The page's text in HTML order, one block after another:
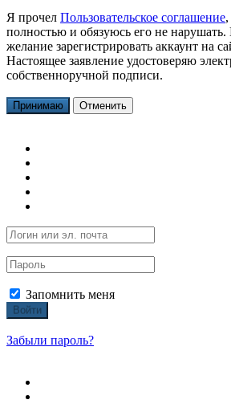
Я прочел Пользовательское соглашение
полностью и обязуюсь его не
желание зарегистрировать аккаунт на
Настоящее заявление удостоверяю
собственноручной подписи.
Принимаю Отменить
Запомнить меня
Войти
Забыли пароль?